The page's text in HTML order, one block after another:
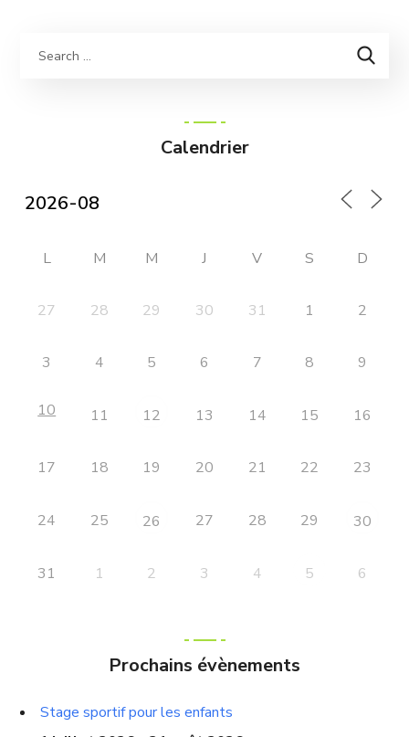
Calendrier
L M M J V S D
27 28 29 30 31 1 2
3 4 5 6 7 8 9
10 11 12 13 14 15 16
17 18 19 20 21 22 23
24 25 26 27 28 29 30
31 1 2 3 4 5 6
Prochains évènements
Stage sportif pour les enfants